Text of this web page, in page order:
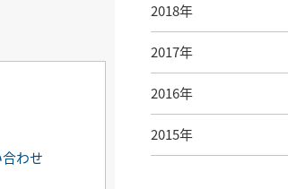
わせ
2018年
2017年
2016年
2015年